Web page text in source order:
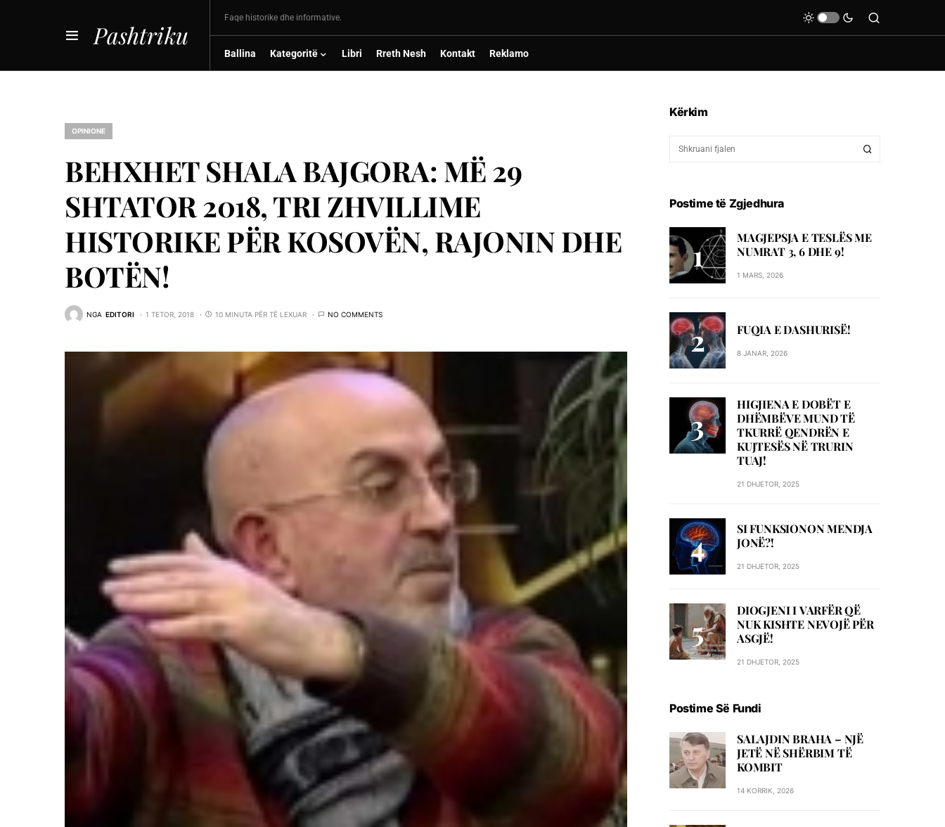
Pashtriku
Faqe historike dhe informative.
Ballina Kategoritë Libri Rreth Nesh Kontakt Reklamo
OPINIONE
BEHXHET SHALA BAJGORA: MË 29
SHTATOR 2018, TRI ZHVILLIME
HISTORIKE PËR KOSOVËN, RAJONIN DHE
BOTËN!
NGA EDITORI 1 TETOR, 2018 10 MINUTA PËR TË LEXUAR NO COMMENTS
Kërkim
Postime të Zgjedhura
MAGJEPSJA E TESLËS ME
NUMRAT 3, 6 DHE 9!
1 MARS, 2026
FUQIA E DASHURISË!
8 JANAR, 2026
HIGJIENA E DOBËT E
DHËMBËVE MUND TË
TKURRË QENDRËN E
KUJTESËS NË TRURIN
TUAJ!
21 DHJETOR, 2025
SI FUNKSIONON MENDJA
JONË?!
21 DHJETOR, 2025
DIOGJENI I VARFËR QË
NUK KISHTE NEVOJË PËR
ASGJË!
21 DHJETOR, 2025
Postime Së Fundi
SALAJDIN BRAHA – NJЁ
JETЁ NЁ SHЁRBIM TЁ
KOMBIT
14 KORRIK, 2026